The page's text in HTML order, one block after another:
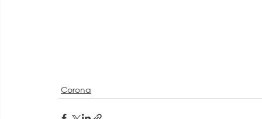
Corona